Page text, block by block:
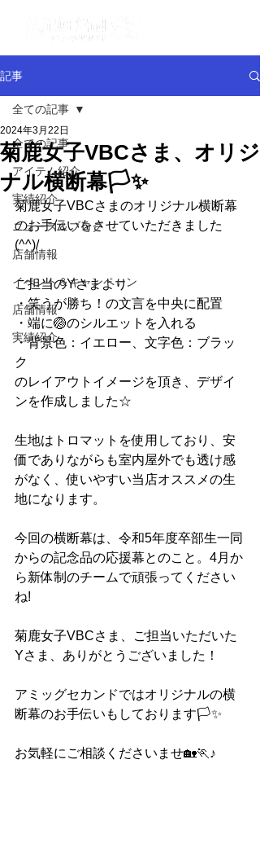
記事
全ての記事
アイテム紹介
実績紹介
ニュース＆ブログ
店舗情報
イベント＆キャンペーン
店舗情報
実績紹介
全ての記事
菊鹿女子VBCさま、オリジ
ナル横断幕🏳✨
2024年3月22日
菊鹿女子VBCさまのオリジナル横断幕
のお手伝いをさせていただきました
(^^)/
ご担当のYさまより
・笑うが勝ち！の文言を中央に配置
・端に🏐のシルエットを入れる
・背景色：イエロー、文字色：ブラッ
ク
のレイアウトイメージを頂き、デザイ
ンを作成しました☆
生地はトロマットを使用しており、安
価でありながらも室内屋外でも透け感
がなく、使いやすい当店オススメの生
地になります。
今回の横断幕は、令和5年度卒部生一同
からの記念品の応援幕とのこと。4月か
ら新体制のチームで頑張ってください
ね!
菊鹿女子VBCさま、ご担当いただいた
Yさま、ありがとうございました！
アミッグセカンドではオリジナルの横
断幕のお手伝いもしております🏳✨
お気軽にご相談くださいませ🏡🏃♪